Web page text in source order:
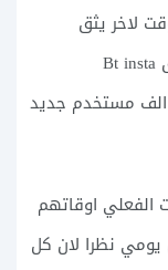
لاخر يثق
ملايين الاشخاص في تطبيق انستا البطريق Bt insta
مستخدم جديد
اوقاتهم
نظرا لان كل